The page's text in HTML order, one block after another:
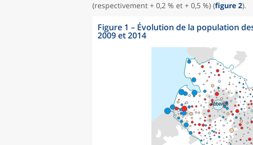
(respectivement + 0,2 % et + 0,5 %) (figure 2).
Figure 1 – Évolution de la population
2009 et 2014